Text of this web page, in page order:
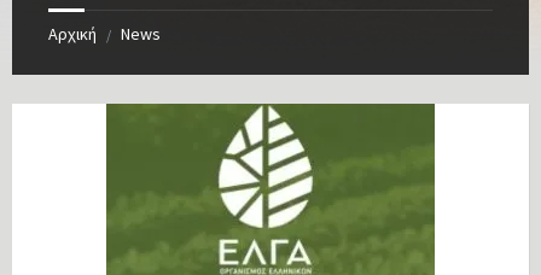
Αρχική / News